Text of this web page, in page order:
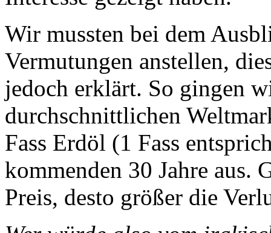
Wir mussten bei dem
Vermutungen anstellen,
jedoch erklärt. So gingen
durchschnittlichen
Fass Erdöl (1 Fass
kommenden 30 Jahre aus.
Preis, desto größer die